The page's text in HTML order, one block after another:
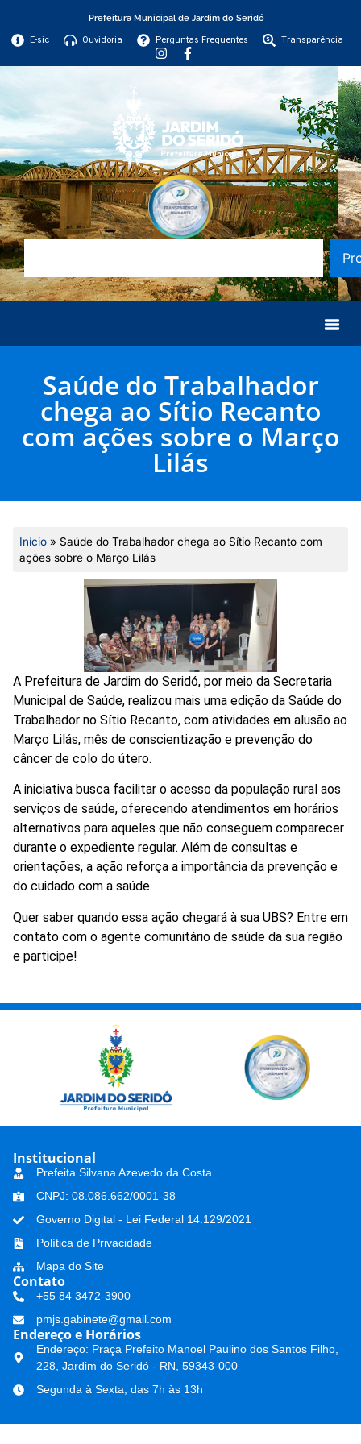
Prefeitura Municipal de Jardim do Seridó
E-sic Ouvidoria Perguntas Frequentes Transparência
Saúde do Trabalhador
chega ao Sítio Recanto
com ações sobre o Março
Lilás
Início » Saúde do Trabalhador chega ao Sítio Recanto com
ações sobre o Março Lilás
A Prefeitura de Jardim do Seridó, por meio da Secretaria
Municipal de Saúde, realizou mais uma edição da Saúde do
Trabalhador no Sítio Recanto, com atividades em alusão ao
Março Lilás, mês de conscientização e prevenção do
câncer de colo do útero.
A iniciativa busca facilitar o acesso da população rural aos
serviços de saúde, oferecendo atendimentos em horários
alternativos para aqueles que não conseguem comparecer
durante o expediente regular. Além de consultas e
orientações, a ação reforça a importância da prevenção e
do cuidado com a saúde.
Quer saber quando essa ação chegará à sua UBS? Entre em
contato com o agente comunitário de saúde da sua região
e participe!
Institucional
Prefeita Silvana Azevedo da Costa
CNPJ: 08.086.662/0001-38
Governo Digital - Lei Federal 14.129/2021
Política de Privacidade
Mapa do Site
Contato
+55 84 3472-3900
pmjs.gabinete@gmail.com
Endereço e Horários
Endereço: Praça Prefeito Manoel Paulino dos Santos Filho,
228, Jardim do Seridó - RN, 59343-000
Segunda à Sexta, das 7h às 13h